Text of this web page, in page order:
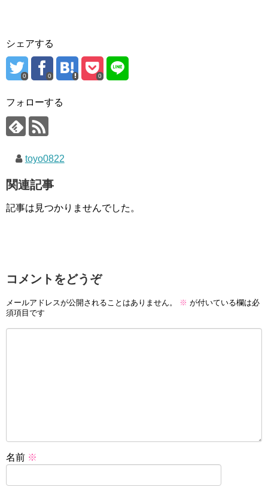
シェアする
0 0 0
フォローする
toyo0822
関連記事
記事は見つかりませんでした。
コメントをどうぞ
メールアドレスが公開されることはありません。 ※ が付いている欄は必
須項目です
名前 ※